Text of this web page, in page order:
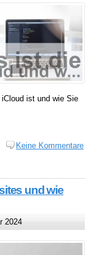
ist und wie Sie
Keine Kommentare
und wie
2024